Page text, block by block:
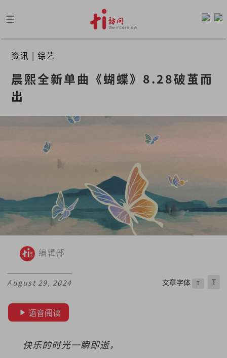
to
content
资讯 | 综艺
晨熙全新单曲《蝴蝶》8.28破茧而
出
编辑部
August 29, 2024 文章字体 T T
语音阅读
快乐的时光一瞬即逝，